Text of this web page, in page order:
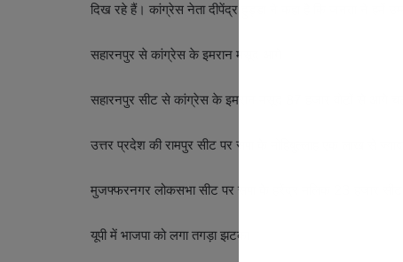
दिख रहे हैं। कांग्रेस नेता दीपेंद्र हुड्डा ने कहा है कि जनता ने हमें
सहारनपुर से कांग्रेस के इमरान मसूद आगे
सहारनपुर सीट से कांग्रेस के इमरान मसूद 87 हजार वोटों से आगे
उत्तर प्रदेश की रामपुर सीट पर सपा के मोहिबुल्लाह एक लाख से
मुजफ्फरनगर लोकसभा सीट पर सपा के हरेंद्र मलिक 23 हजार
यूपी में भाजपा को लगा तगड़ा झटका